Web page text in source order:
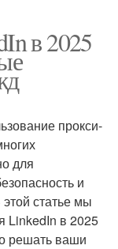
в 2025
прокси-
для
и
статье мы
LinkedIn в 2025
решать ваши